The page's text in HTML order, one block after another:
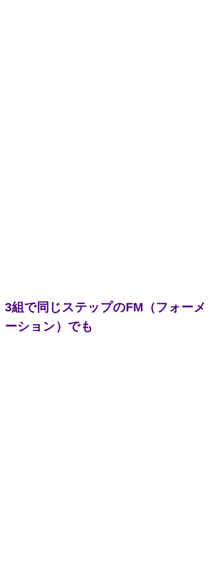
3組で同じステップのFM（フォーメ
ーション）でも